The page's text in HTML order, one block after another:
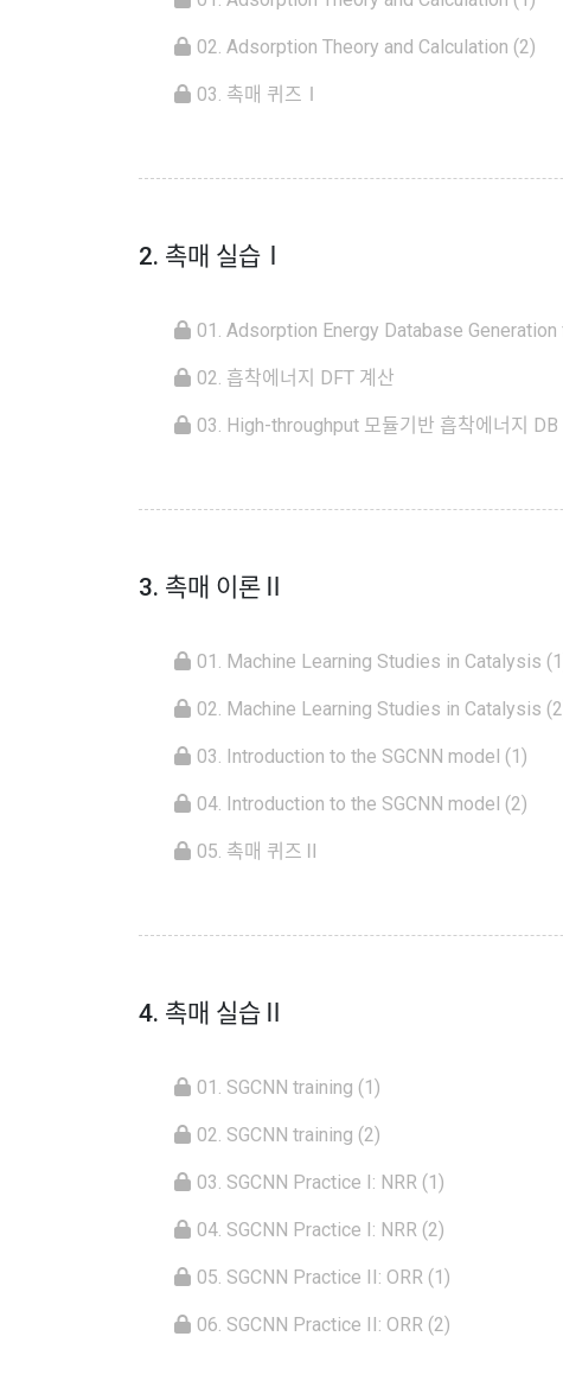
02. Adsorption Theory and Calculation (2)
03. 촉매 퀴즈Ⅰ
2. 촉매 실습Ⅰ
01. Adsorption Energy Database
02. 흡착에너지 DFT 계산
03. High-throughput 모듈기반 흡착에너지 DB
3. 촉매 이론Ⅱ
01. Machine Learning Studies in Catalysis
02. Machine Learning Studies in Catalysis
03. Introduction to the SGCNN model (1)
04. Introduction to the SGCNN model (2)
05. 촉매 퀴즈Ⅱ
4. 촉매 실습Ⅱ
01. SGCNN training (1)
02. SGCNN training (2)
03. SGCNN Practice I: NRR (1)
04. SGCNN Practice I: NRR (2)
05. SGCNN Practice II: ORR (1)
06. SGCNN Practice II: ORR (2)